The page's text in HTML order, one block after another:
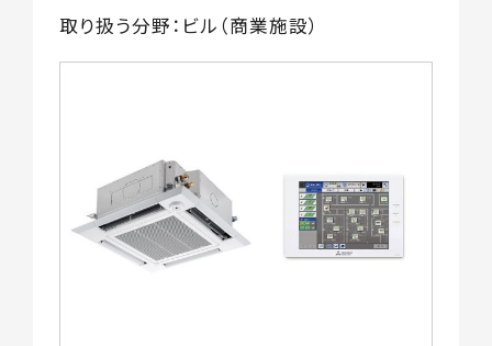
取り扱う分野：ビル（商業施設）